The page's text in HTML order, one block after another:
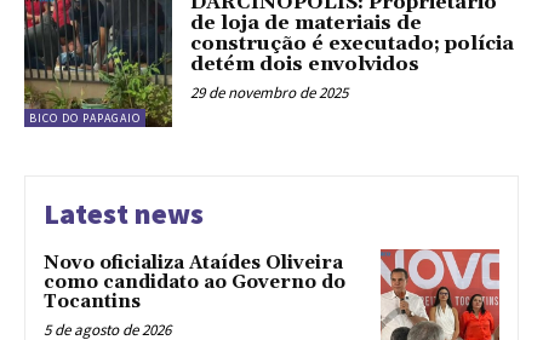
BICO DO PAPAGAIO
de loja de materiais de
construção é executado; polícia
detém dois envolvidos
29 de novembro de 2025
Latest news
Novo oficializa Ataídes Oliveira
como candidato ao Governo do
Tocantins
5 de agosto de 2026